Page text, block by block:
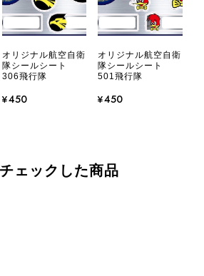
オリジナル航空自衛
隊シールシート
306飛行隊
¥450
オリジナル航空自衛
隊シールシート
501飛行隊
¥450
ェックした商品